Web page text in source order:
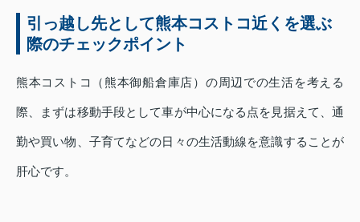
引っ越し先として熊本コストコ近くを選ぶ
際のチェックポイント
熊本コストコ（熊本御船倉庫店）の周辺での生活を考える
際、まずは移動手段として車が中心になる点を見据えて、通
勤や買い物、子育てなどの日々の生活動線を意識することが
肝心です。